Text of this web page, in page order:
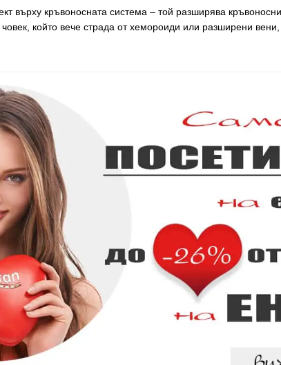
върху кръвоносната система – той разширява
който вече страда от хемороиди или разширени